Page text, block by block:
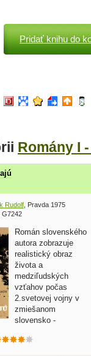
Pridať knihu do
Romány I
Rudolf , Pravda 1975
G7242
Román slovenského
autora zobrazuje
realistický obraz
života a
medziľudských
vzťahov počas
2.svetovej vojny v
zmiešanom
slovensko -
obal, tvrdá